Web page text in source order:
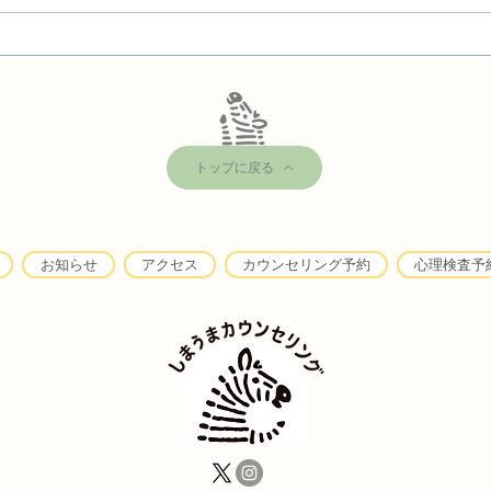
北村カウンセラーの新著「ポ
リフォニーの心理学的可能
鈴木
トップに戻る
お知らせ アクセス カウンセリング予約 心理検査予